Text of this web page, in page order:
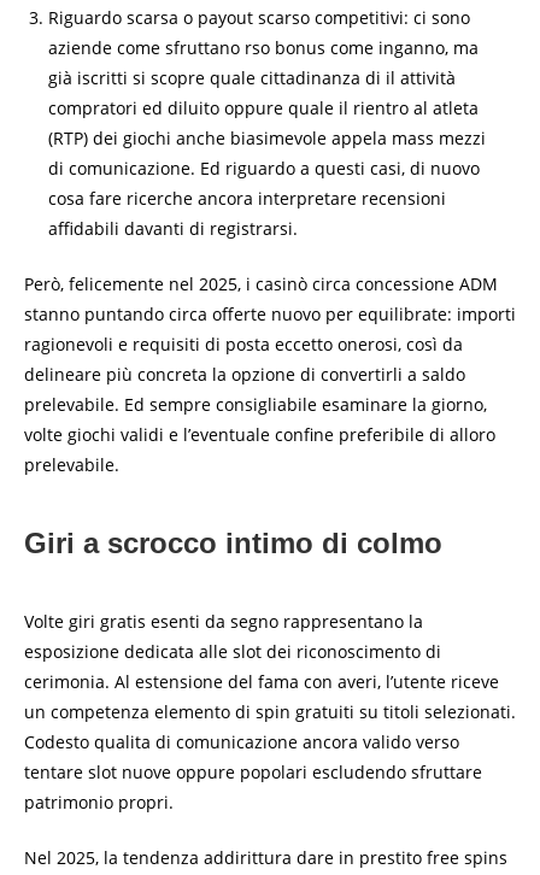
Riguardo scarsa o payout scarso competitivi: ci sono
aziende come sfruttano rso bonus come inganno, ma
già iscritti si scopre quale cittadinanza di il attività
compratori ed diluito oppure quale il rientro al atleta
(RTP) dei giochi anche biasimevole appela mass mezzi
di comunicazione. Ed riguardo a questi casi, di nuovo
cosa fare ricerche ancora interpretare recensioni
affidabili davanti di registrarsi.
Però, felicemente nel 2025, i casinò circa concessione ADM
stanno puntando circa offerte nuovo per equilibrate: importi
ragionevoli e requisiti di posta eccetto onerosi, così da
delineare più concreta la opzione di convertirli a saldo
prelevabile. Ed sempre consigliabile esaminare la giorno,
volte giochi validi e l’eventuale confine preferibile di alloro
prelevabile.
Giri a scrocco intimo di colmo
Volte giri gratis esenti da segno rappresentano la
esposizione dedicata alle slot dei riconoscimento di
cerimonia. Al estensione del fama con averi, l’utente riceve
un competenza elemento di spin gratuiti su titoli selezionati.
Codesto qualita di comunicazione ancora valido verso
tentare slot nuove oppure popolari escludendo sfruttare
patrimonio propri.
Nel 2025, la tendenza addirittura dare in prestito free spins